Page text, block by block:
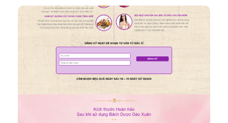
nghiệm mua sắm trực tuyến tiện lợi và
chuyên nghiệp.